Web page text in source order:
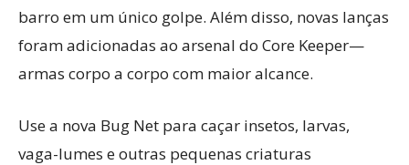
barro em um único golpe. Além disso, novas lanças
foram adicionadas ao arsenal do Core Keeper—
armas corpo a corpo com maior alcance.
Use a nova Bug Net para caçar insetos, larvas,
vaga-lumes e outras pequenas criaturas